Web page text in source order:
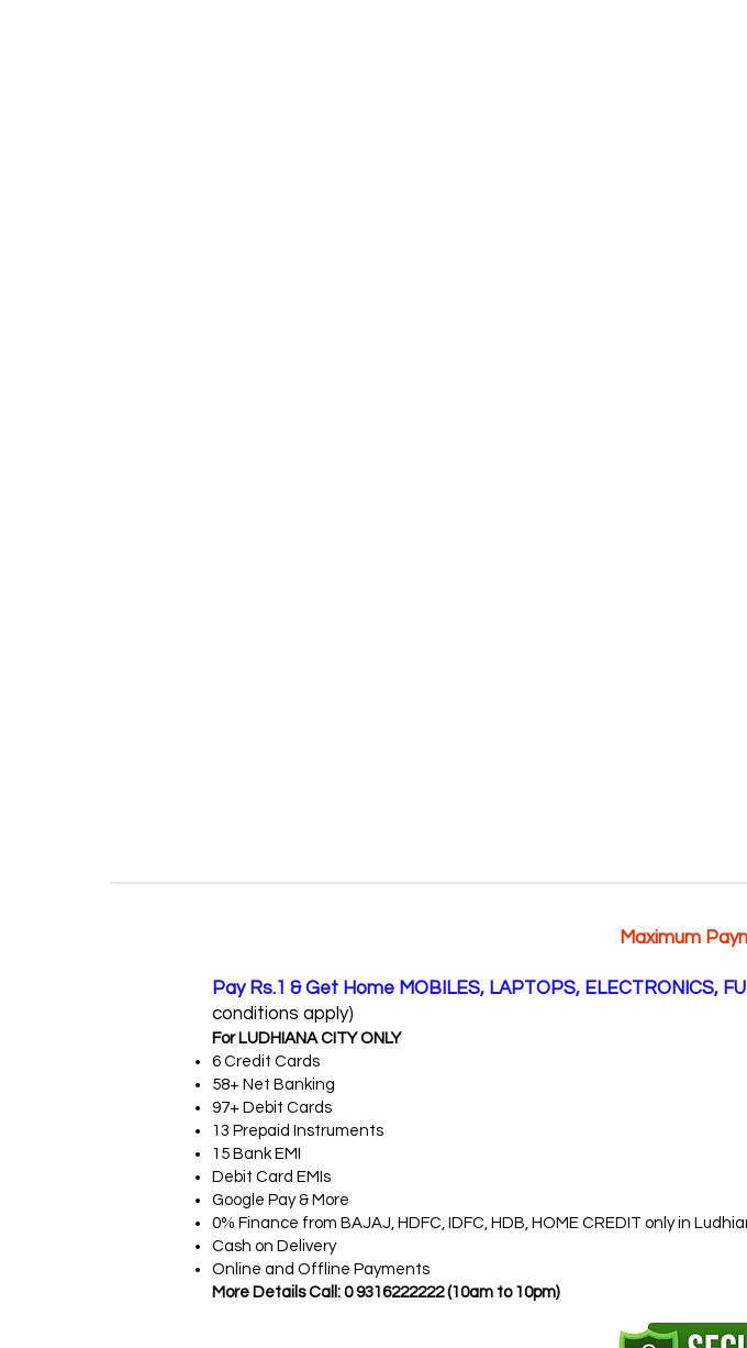
Maximum
Pay Rs.1 & Get Home MOBILES, LAPTOPS, ELECTRONICS,
conditions apply)
For LUDHIANA CITY ONLY
6 Credit Cards
58+ Net Banking
97+ Debit Cards
13 Prepaid Instruments
15 Bank EMI
Debit Card EMIs
Google Pay & More
0% Finance from BAJAJ, HDFC, IDFC, HDB, HOME CREDIT only in
Cash on Delivery
Online and Offline Payments
More Details Call: 0 9316222222 (10am to 10pm)